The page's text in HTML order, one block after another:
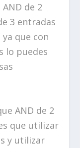
de 2
3 entradas
que con
lo puedes
AND de 2
que utilizar
y utilizar